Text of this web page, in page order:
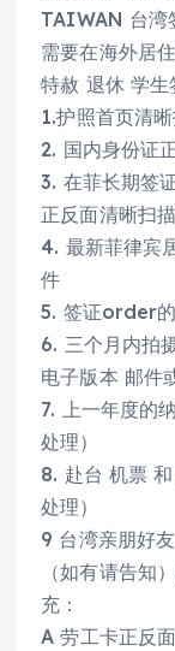
TAIWAN 台湾
需要在海外居
特赦 退休 学生
1.护照首页清
2. 国内身份证
3. 在菲长期签
正反面清晰扫
4. 最新菲律宾
件
5. 签证order
6. 三个月内拍
电子版本 邮件
7. 上一年度的
处理）
8. 赴台 机票
处理）
9 台湾亲朋好
（如有请告
充：
A 劳工卡正反